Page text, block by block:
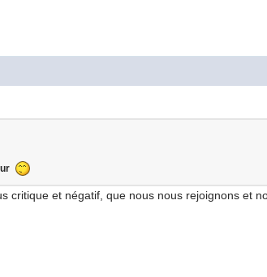
critique et négatif, que nous nous rejoignons et